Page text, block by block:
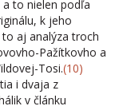
to nielen podľa
k jeho
aj analýza troch
Pažítkovho a
Tosi.(10)
i dvaja z
v článku